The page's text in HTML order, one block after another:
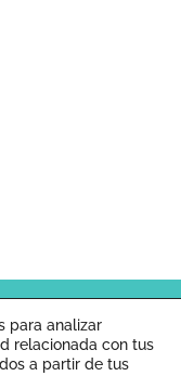
para analizar
relacionada con tus
a partir de tus